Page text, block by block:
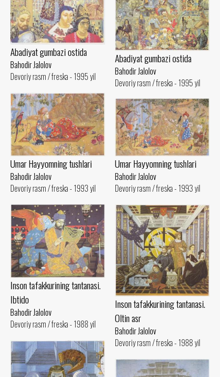
Abadiyat gumbazi ostida
Bahodir Jalolov
Devoriy rasm / freska - 1995 yil
Abadiyat gumbazi ostida
Bahodir Jalolov
Devoriy rasm / freska - 1995 yil
Umar Hayyomning tushlari
Bahodir Jalolov
Devoriy rasm / freska - 1993 yil
Umar Hayyomning tushlari
Bahodir Jalolov
Devoriy rasm / freska - 1993 yil
Inson tafakkurining tantanasi.
Ibtido
Bahodir Jalolov
Devoriy rasm / freska - 1988 yil
Inson tafakkurining tantanasi.
Oltin asr
Bahodir Jalolov
Devoriy rasm / freska - 1988 yil